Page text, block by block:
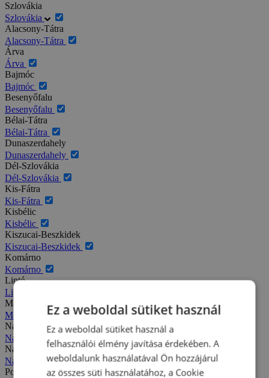
Szlovákia
Szlovákia
Alacsony-Tátra
Alacsony-Tátra
Árva
Árva
Bajmóc
Bajmóc
Besenyőfalu
Besenyőfalu
Bélai-Tátra
Bélai-Tátra
Dunaszerdahely
Dunaszerdahely
Dél-Szlovákia
Dél-Szlovákia
Kis-Fátra
Kis-Fátra
Kisbélic
Kisbélic
Kiszucai-Beszkidek
Kiszucai-Beszkidek
Komárno
Komárno
Liptó
Liptó
Magas-Tátra
Magas-Tátra
Nagy-Fátra
Nagy-Fátra
Nagymegyer
Nagymegyer
Podhajska
Ez a weboldal sütiket használ
Ez a weboldal sütiket használ a
felhasználói élmény javítása érdekében. A
weboldalunk használatával Ön hozzájárul
az összes süti használatához, a Cookie